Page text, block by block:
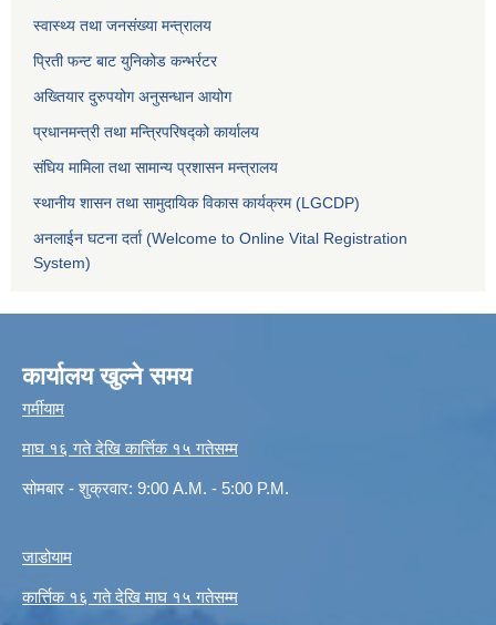
स्वास्थ्य तथा जनसंख्या मन्त्रालय
प्रिती फन्ट बाट युनिकोड कन्भर्रटर
अख्तियार दुरुपयोग अनुसन्धान आयोग
प्रधानमन्त्री तथा मन्त्रिपरिषद्को कार्यालय
संघिय मामिला तथा सामान्य प्रशासन मन्त्रालय
स्थानीय शासन तथा सामुदायिक विकास कार्यक्रम (LGCDP)
अनलाईन घटना दर्ता (Welcome to Online Vital Registration
System)
कार्यालय खुल्ने समय
गर्मीयाम
माघ १६ गते देखि कार्त्तिक १५ गतेसम्म
सोमबार - शुक्रवार: 9:00 A.M. - 5:00 P.M.
जाडोयाम
कार्त्तिक १६ गते देखि माघ १५ गतेसम्म